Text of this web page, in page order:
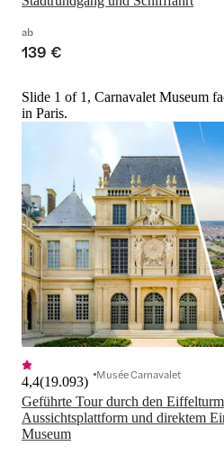
ab
139 €
Slide 1 of 1, Carnavalet Museum
in Paris.
Geführte Tour durch den
Aussichtsplattform und direktem
Museum
4,4(19.093) Musée Carnavalet